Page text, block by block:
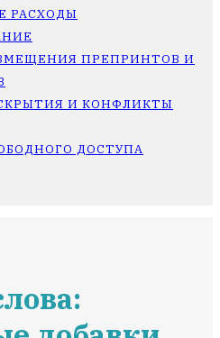
РАСХОДЫ
ПРЕПРИНТОВ И
И КОНФЛИКТЫ
ДОСТУПА